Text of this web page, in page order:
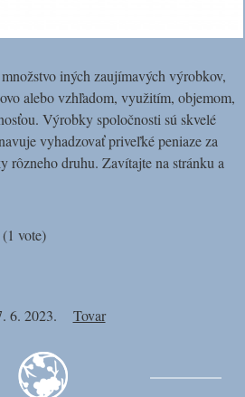
iných zaujímavých výrobkov,
alebo vzhľadom, využitím, objemom,
Výrobky spoločnosti sú skvelé
vyhadzovať priveľké peniaze za
rôzneho druhu. Zavítajte na stránku a
vote)
6. 2023. Tovar